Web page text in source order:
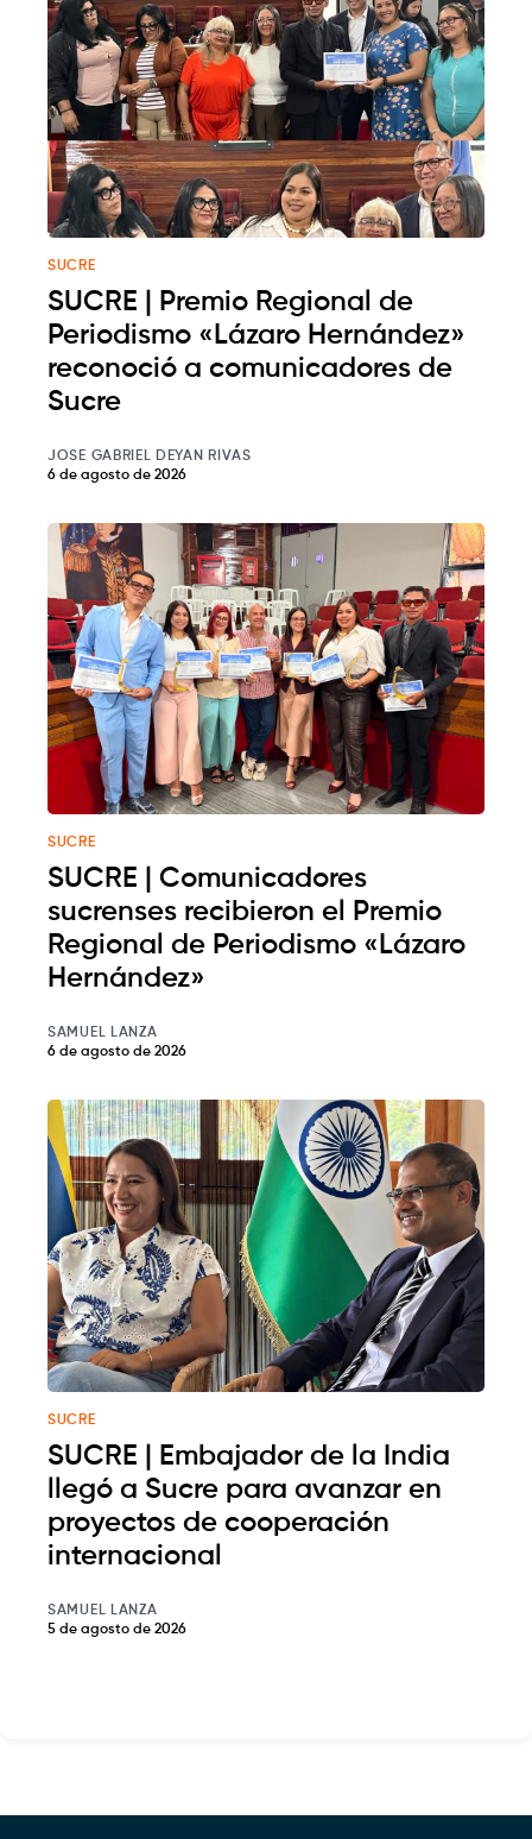
SUCRE
SUCRE | Premio Regional de
Periodismo «Lázaro Hernández»
reconoció a comunicadores de
Sucre
JOSE GABRIEL DEYAN RIVAS
6 de agosto de 2026
SUCRE
SUCRE | Comunicadores
sucrenses recibieron el Premio
Regional de Periodismo «Lázaro
Hernández»
SAMUEL LANZA
6 de agosto de 2026
SUCRE
SUCRE | Embajador de la India
llegó a Sucre para avanzar en
proyectos de cooperación
internacional
SAMUEL LANZA
5 de agosto de 2026